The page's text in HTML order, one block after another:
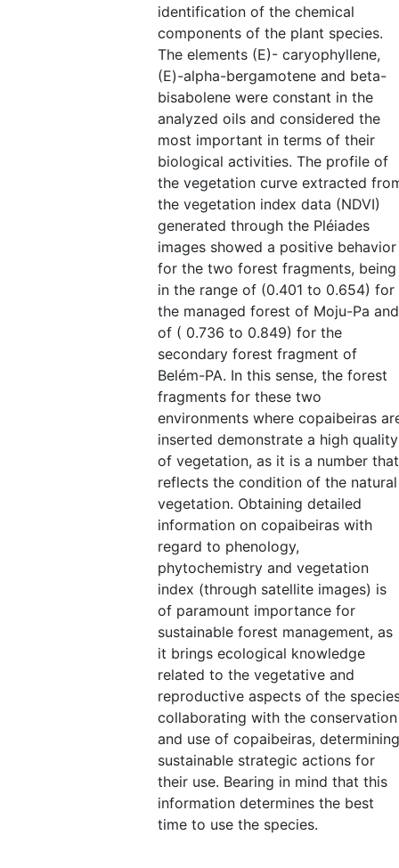
identification of the chemical
components of the plant species.
The elements (E)- caryophyllene,
(E)-alpha-bergamotene and beta-
bisabolene were constant in the
analyzed oils and considered the
most important in terms of their
biological activities. The profile of
the vegetation curve extracted
the vegetation index data (NDVI)
generated through the Pléiades
images showed a positive behavior
for the two forest fragments, being
in the range of (0.401 to 0.654) for
the managed forest of Moju-Pa and
of ( 0.736 to 0.849) for the
secondary forest fragment of
Belém-PA. In this sense, the forest
fragments for these two
environments where copaibeiras
inserted demonstrate a high quality
of vegetation, as it is a number that
reflects the condition of the natural
vegetation. Obtaining detailed
information on copaibeiras with
regard to phenology,
phytochemistry and vegetation
index (through satellite images) is
of paramount importance for
sustainable forest management, as
it brings ecological knowledge
related to the vegetative and
reproductive aspects of the
collaborating with the conservation
and use of copaibeiras, determining
sustainable strategic actions for
their use. Bearing in mind that this
information determines the best
time to use the species.